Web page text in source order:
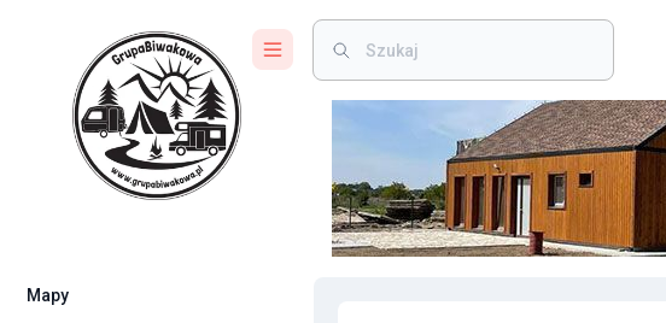
Mapy